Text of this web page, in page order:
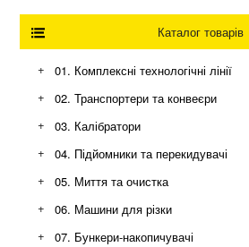
Контакти
Каталог товарів
+ 01. Комплексні технологічні лінії
Промисловість та виробництво
Екологія та благоустрій
+ 02. Транспортери та конвеєри
Роликові конвеєри
Стрічкові конвеєри
Шнекові конвеєри
+
03. Калібратори
+
04. Підйомники та перекидувачі
+
05. Миття та очистка
+
06. Машини для різки
+
07. Бункери-накопичувачі